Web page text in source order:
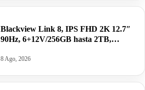
Blackview Link 8, IPS FHD 2K 12.7″
90Hz, 6+12V/256GB hasta 2TB,
8400mAh+accesorios por 169€ antes
8 Ago, 2026